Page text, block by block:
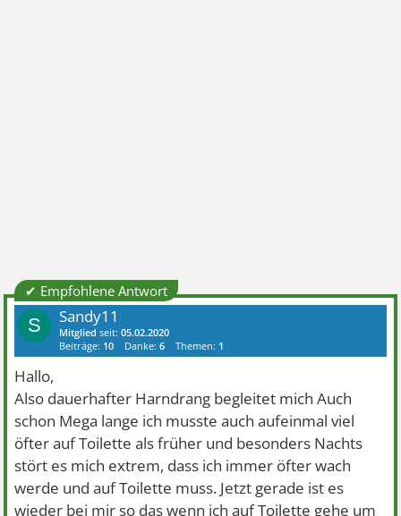
✔ Empfohlene Antwort
S Sandy11
Mitglied seit:05.02.2020
Beiträge: 10 Danke:6 Themen: 1
Hallo,
Also dauerhafter Harndrang begleitet mich Auch
schon Mega lange ich musste auch aufeinmal viel
öfter auf Toilette als früher und besonders Nachts
stört es mich extrem, dass ich immer öfter wach
werde und auf Toilette muss. Jetzt gerade ist es
wieder bei mir so das wenn ich auf Toilette gehe um